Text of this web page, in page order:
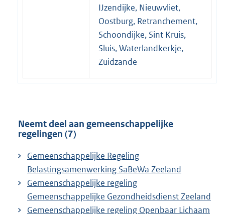
IJzendijke, Nieuwvliet,
Oostburg, Retranchement,
Schoondijke, Sint Kruis,
Sluis, Waterlandkerkje,
Zuidzande
Neemt deel aan gemeenschappelijke
regelingen (7)
Gemeenschappelijke Regeling
Belastingsamenwerking SaBeWa Zeeland
Gemeenschappelijke regeling
Gemeenschappelijke Gezondheidsdienst Zeeland
Gemeenschappelijke regeling Openbaar Lichaam